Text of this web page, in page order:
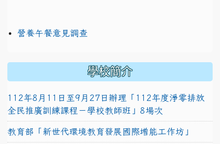
營養午餐意見調查
學校簡介
112年8月11日至9月27日辦理「112年度淨零排放
全民推廣訓練課程－學校教師班」8場次
教育部「新世代環境教育發展國際增能工作坊」